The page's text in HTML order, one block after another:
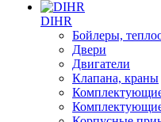
DIHR
Бойлеры,
Двери
Двигатели
Клапана, краны